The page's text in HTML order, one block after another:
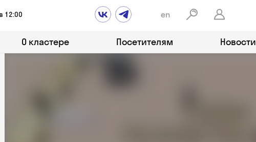
12:00 en
О кластере Посетителям Новости